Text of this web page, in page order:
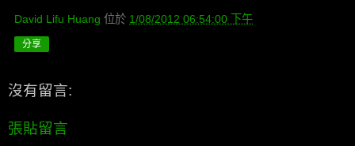
David Lifu Huang 位於 1/08/2012 06:54:00 下午
分享
沒有留言:
張貼留言